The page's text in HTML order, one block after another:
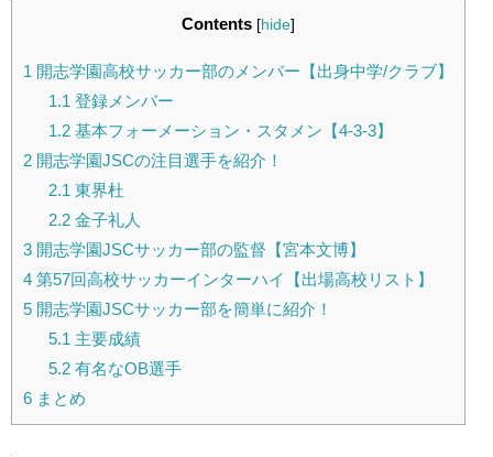
Contents [hide]
1 開志学園高校サッカー部のメンバー【出身中学/クラブ】
1.1 登録メンバー
1.2基本フォーメーション・スタメン【4-3-3】
2 開志学園JSCの注目選手を紹介！
2.1 東界杜
2.2金子礼人
3 開志学園JSCサッカー部の監督【宮本文博】
4 第57回高校サッカーインターハイ【出場高校リスト】
5 開志学園JSCサッカー部を簡単に紹介！
5.1 主要成績
5.2有名なOB選手
6 まとめ